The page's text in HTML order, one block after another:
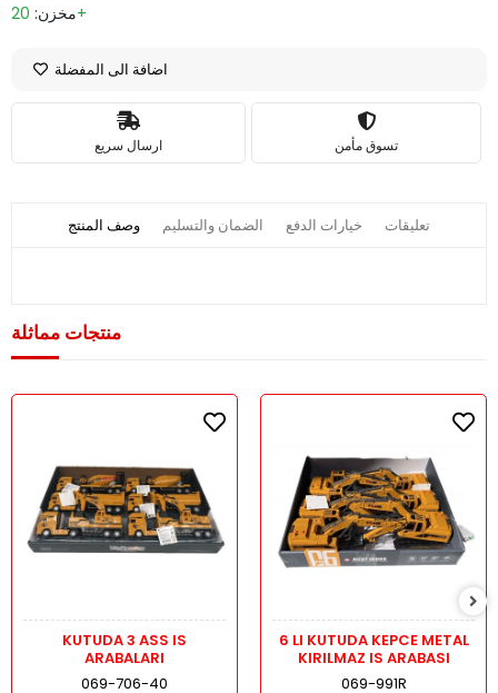
مخزن:20+
اضافة الى المفضلة
ارسال سريع تسوق مأمن
وصف المنتج الضمان والتسليم خيارات الدفع تعليقات
منتجات مماثلة
KUTUDA 3 ASS IS
ARABALARI
069-706-40
6 LI KUTUDA KEPCE METAL
KIRILMAZ IS ARABASI
069-991R